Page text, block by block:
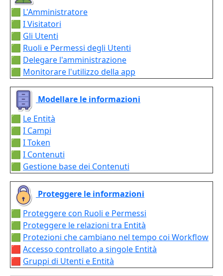
🟩 L'Amministratore
🟩 I Visitatori
🟩 Gli Utenti
🟩 Ruoli e Permessi degli Utenti
🟩 Delegare l'amministrazione
🟩 Monitorare l'utilizzo della app
Modellare le informazioni
🟩 Le Entità
🟩 I Campi
🟩 I Token
🟩 I Contenuti
🟩 Gestione base dei Contenuti
Proteggere le informazioni
🟩 Proteggere con Ruoli e Permessi
🟩 Proteggere le relazioni tra Entità
🟩 Protezioni che cambiano nel tempo coi Workflow
🟥 Accesso controllato a singole Entità
🟥 Gruppi di Utenti e Entità